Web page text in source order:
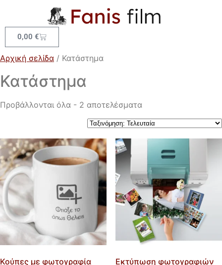
0,00 €
Αρχική σελίδα / Κατάστημα
Κατάστημα
Προβάλλονται όλα - 2 αποτελέσματα
Κούπες με φωτογραφία Εκτύπωση φωτογραφιών